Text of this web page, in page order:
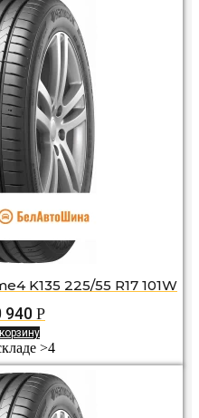
K135 225/55 R17 101W
940Р
>4